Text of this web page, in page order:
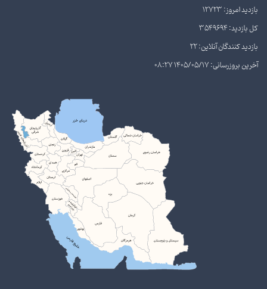
بازدید امروز: 12723
کل بازدید: 3549694
بازدید کنندگان آنلاین: 22
آخرین بروزرسانی: 1405/05/17 08:27